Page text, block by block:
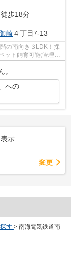
徒歩18分
崎４丁目7-13
の南向き３LDK！採
ット飼育可能(管理規
。
への
示
変更
す > 南海電気鉄道南